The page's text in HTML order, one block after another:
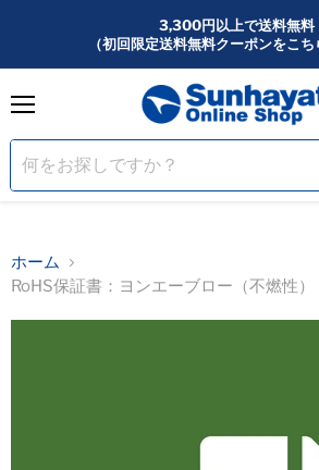
3,300円以上で送料無料
（初回限定送料無料クーポンをこち
ニ
ュ
ー
ホーム
RoHS保証書：ヨンエーブロー（不燃性）